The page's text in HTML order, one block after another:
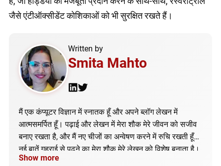
जैसे एंटीऑक्सीडेंट कोशिकाओं को भी सुरक्षित रखते हैं।
Written by
Smita Mahto
मैं एक कंप्यूटर विज्ञान में स्नातक हूँ और अपने ब्लॉग लेखन में
आत्मसमर्पित हूँ। पढ़ाई और लेखन में मेरा शौक मेरे जीवन को सजीव
बनाए रखता है, और मैं नए चीजों का अन्वेषण करने में रुचि रखती हूँ।
नई बातें गहराई से पढ़ने का मेरा शौक मेरे लेखन को विशेष बनाता है।
मेरा उद्दीपन तकनीकी जगत में है, और मैं अपने ब्लॉग के माध्यम से
Show more